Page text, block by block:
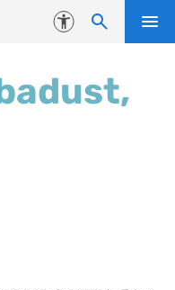
Juurdepääsetavus